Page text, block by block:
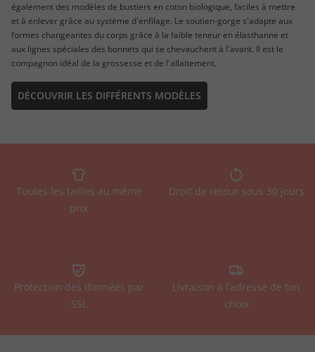
également des modèles de bustiers en coton biologique, faciles à mettre
et à enlever grâce au système d'enfilage. Le soutien-gorge s'adapte aux
formes changeantes du corps grâce à la faible teneur en élasthanne et
aux lignes spéciales des bonnets qui se chevauchent à l'avant. Il est le
compagnon idéal de la grossesse et de l'allaitement.
DÉCOUVRIR LES DIFFÉRENTS MODÈLES
Toutes les tailles au même
prix
Droit de retour sous 30 jours
Protection des données par
SSL
Livraison à l’adresse de ton
choix